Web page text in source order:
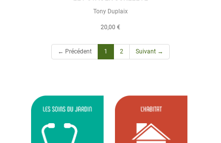
Tony Duplaix
20,00 €
← Précédent 1 (current)
2 Suivant →